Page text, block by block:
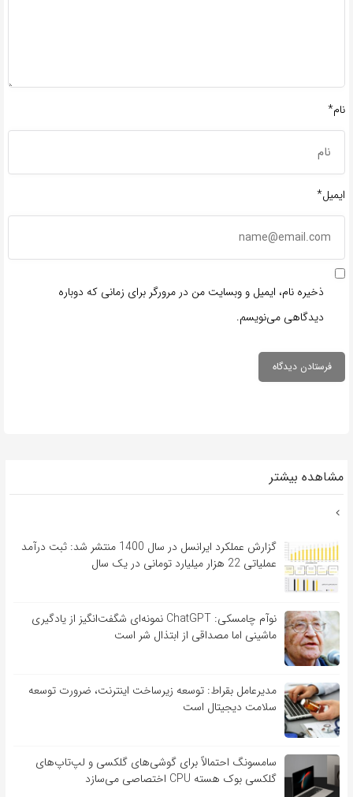
نام*
ایمیل*
ذخیره نام، ایمیل و وبسایت من در مرورگر برای زمانی که دوباره
دیدگاهی می‌نویسم.
مشاهده بیشتر
گزارش عملکرد ایرانسل در سال 1400 منتشر شد: ثبت درآمد
عملیاتی 22 هزار میلیارد تومانی در یک سال
نوآم چامسکی: ChatGPT نمونه‌ای شگفت‌انگیز از یادگیری
ماشینی اما مصداقی از ابتذال شر است
مدیرعامل بقراط: توسعه زیرساخت اینترنت، ضرورت توسعه
سلامت دیجیتال است
سامسونگ احتمالاً برای گوشی‌های گلکسی و لپ‌تاپ‌های
گلکسی بوک هسته CPU اختصاصی می‌سازد